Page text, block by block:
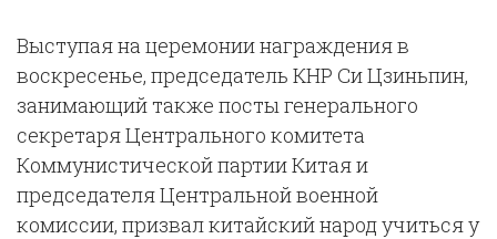
Выступая на церемонии награждения в
воскресенье, председатель КНР Си Цзиньпин,
занимающий также посты генерального
секретаря Центрального комитета
Коммунистической партии Китая и
председателя Центральной военной
комиссии, призвал китайский народ учиться у